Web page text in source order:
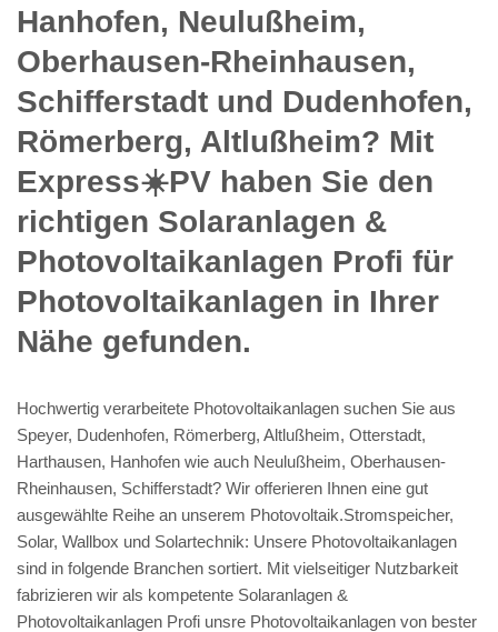
Hanhofen, Neulußheim,
Oberhausen-Rheinhausen,
Schifferstadt und Dudenhofen,
Römerberg, Altlußheim? Mit
Express☀️PV️ haben Sie den
richtigen Solaranlagen &
Photovoltaikanlagen Profi für
Photovoltaikanlagen in Ihrer
Nähe gefunden.
Hochwertig verarbeitete Photovoltaikanlagen suchen Sie aus
Speyer, Dudenhofen, Römerberg, Altlußheim, Otterstadt,
Harthausen, Hanhofen wie auch Neulußheim, Oberhausen-
Rheinhausen, Schifferstadt? Wir offerieren Ihnen eine gut
ausgewählte Reihe an unserem Photovoltaik.Stromspeicher,
Solar, Wallbox und Solartechnik: Unsere Photovoltaikanlagen
sind in folgende Branchen sortiert. Mit vielseitiger Nutzbarkeit
fabrizieren wir als kompetente Solaranlagen &
Photovoltaikanlagen Profi unsre Photovoltaikanlagen von bester